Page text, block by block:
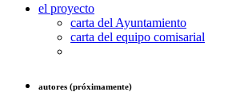
el proyecto
carta del Ayuntamiento
carta del equipo comisarial
autores (próximamente)